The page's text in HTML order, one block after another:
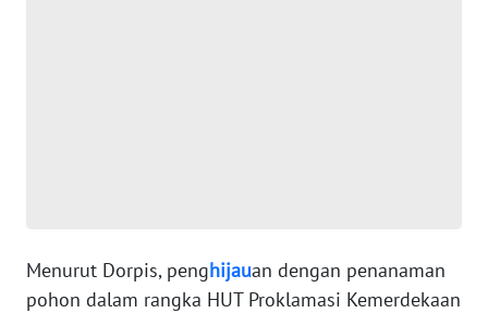
Menurut Dorpis, penghijauan dengan penanaman
pohon dalam rangka HUT Proklamasi Kemerdekaan
PAPUA